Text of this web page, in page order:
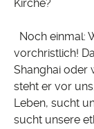
Kirche?
Noch einmal:
vorchristlich!
Shanghai oder
steht er vor
Leben, sucht
sucht unsere